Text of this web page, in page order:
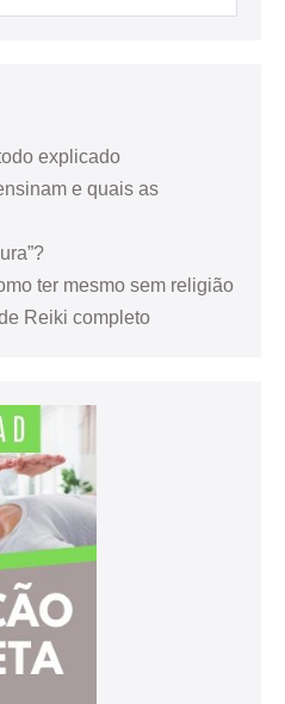
explicado
e quais as
ter mesmo sem religião
Reiki completo